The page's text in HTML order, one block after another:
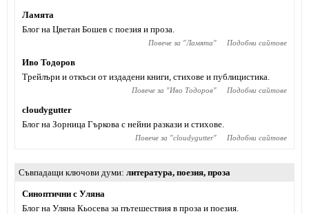
Ламята
Блог на Цветан Бошев с поезия и проза.
Повече за "Ламята" Подобни сайтове
Иво Тодоров
Трейлъри и откъси от издадени книги, стихове и публицистика.
Повече за "Иво Тодоров" Подобни сайтове
cloudygutter
Блог на Зорница Гъркова с нейни разкази и стихове.
Повече за "cloudygutter" Подобни сайтове
Съвпадащи ключови думи литература, поезия, проза
Синоптични с Уляна
Блог на Уляна Кьосева за пътешествия в проза и поезия.